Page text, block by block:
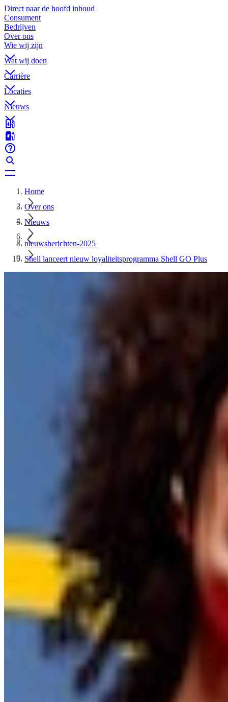
Direct naar de hoofd inhoud
Consument
Bedrijven
Over ons
Wie wij zijn
Wat wij doen
Carrière
Locaties
Nieuws
Home
Over ons
Nieuws
nieuwsberichten-2025
Shell lanceert nieuw loyaliteitsprogramma Shell GO Plus